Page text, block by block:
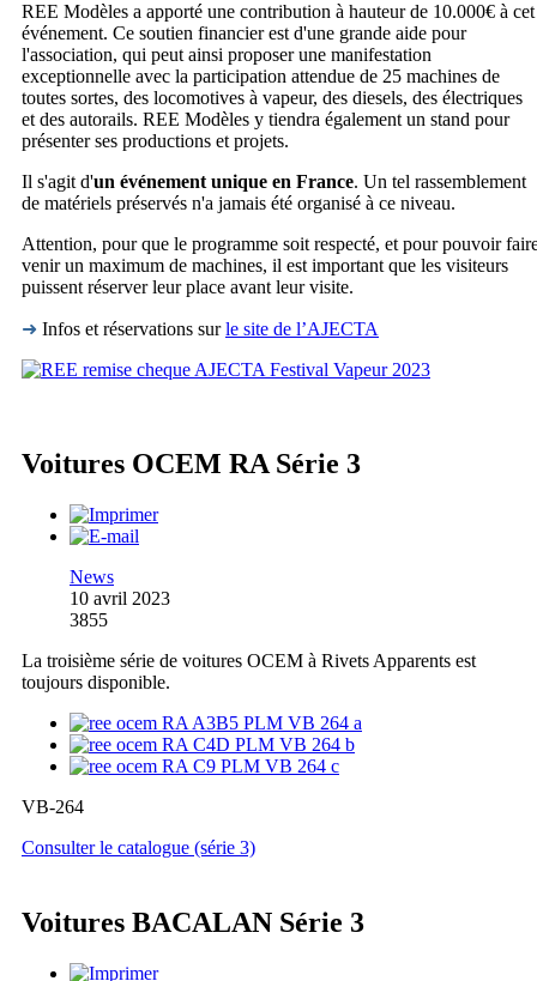
REE Modèles a apporté une contribution à hauteur de 10.000€ à cet
événement. Ce soutien financier est d'une grande aide pour
l'association, qui peut ainsi proposer une manifestation
exceptionnelle avec la participation attendue de 25 machines de
toutes sortes, des locomotives à vapeur, des diesels, des électriques
et des autorails. REE Modèles y tiendra également un stand pour
présenter ses productions et projets.
Il s'agit d'un événement unique en France. Un tel rassemblement
de matériels préservés n'a jamais été organisé à ce niveau.
Attention, pour que le programme soit respecté, et pour pouvoir
venir un maximum de machines, il est important que les visiteurs
puissent réserver leur place avant leur visite.
➜ Infos et réservations surle site de l’AJECTA
Voitures OCEM RA Série 3
News
10 avril 2023
3855
La troisième série de voitures OCEM à Rivets Apparents est
toujours disponible.
VB-264
Consulter le catalogue (série 3)
Voitures BACALAN Série 3